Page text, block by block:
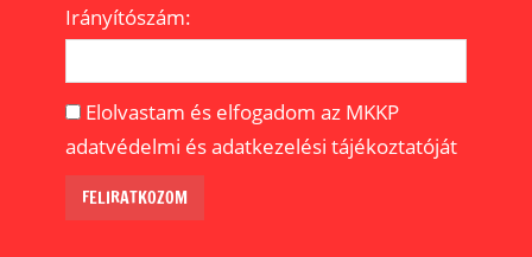
Irányítószám:
Elolvastam és elfogadom az MKKP
adatvédelmi és adatkezelési tájékoztatóját